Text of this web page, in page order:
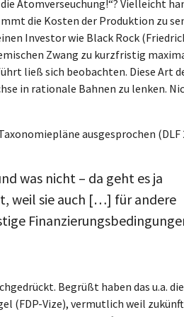
Atomverseuchung!“? Vielleicht
die Kosten der Produktion zu
Investor wie Black Rock
Zwang zu kurzfristig
ließ sich beobachten. Diese Art
in rationale Bahnen zu lenken.
ausgesprochen (DLF
was nicht – da geht es ja
weil sie auch […] für andere
Begrüßt haben das u.a. die
(FDP-Vize), vermutlich weil